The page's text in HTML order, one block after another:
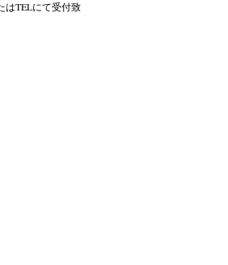
はTELにて受付致